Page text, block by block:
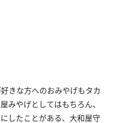
きな方へのおみやげもタカ
みやげとしてはもちろん、
したことがある、大和屋守